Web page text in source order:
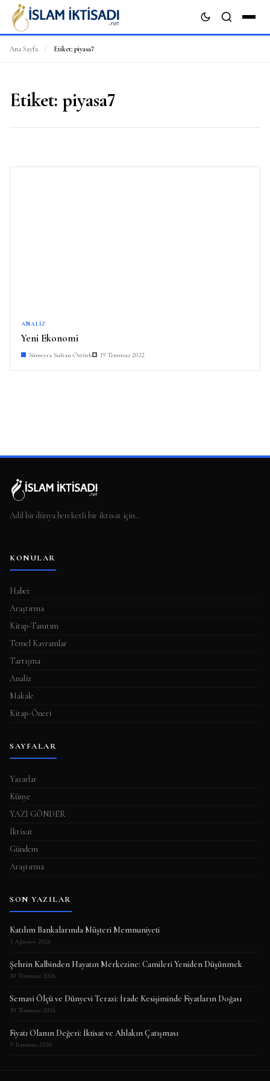
Ana Sayfa / Etiket: piyasa7
Etiket: piyasa7
ANALIZ
Yeni Ekonomi
Sümeyra Sultan Öztürk 19 Temmuz 2022
Adil bir dünya bereketli bir iktisat için…
KONULAR
Haber
Araştırma
Kitap-Tanıtım
Temel Kavramlar
Tartışma
Analiz
Makale
Kitap-Öneri
SAYFALAR
Yazarlar
Künye
YAZI GÖNDER
İktisat
Gündem
Araştırma
SON YAZILAR
Katılım Bankalarında Müşteri Memnuniyeti
3 Ağustos 2026
Şehrin Kalbinden Hayatın Merkezine: Camileri Yeniden Düşünmek
30 Temmuz 2026
Semavi Ölçü ve Dünyevi Terazi: İrade Kesişiminde Fiyatların Doğası
30 Temmuz 2026
Fiyatı Olanın Değeri: İktisat ve Ahlakın Çatışması
9 Temmuz 2026